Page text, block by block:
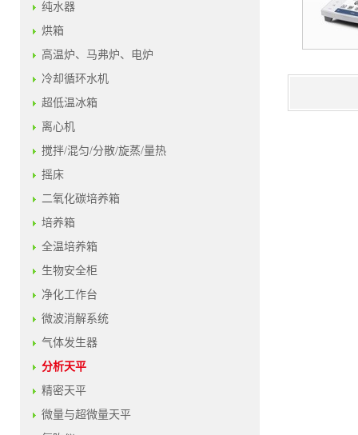
纯水器
烘箱
高温炉、马弗炉、电炉
冷却循环水机
超低温冰箱
离心机
搅拌/混匀/分散/旋蒸/量热
摇床
二氧化碳培养箱
培养箱
全温培养箱
生物安全柜
净化工作台
微波消解系统
气体发生器
分析天平
精密天平
微量与超微量天平